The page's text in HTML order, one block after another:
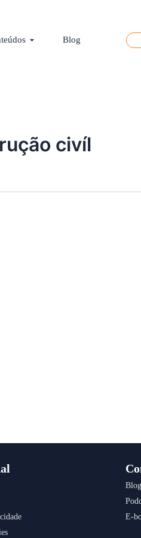
Abrir Conteúdos
Blog
civíl
Blog
E-